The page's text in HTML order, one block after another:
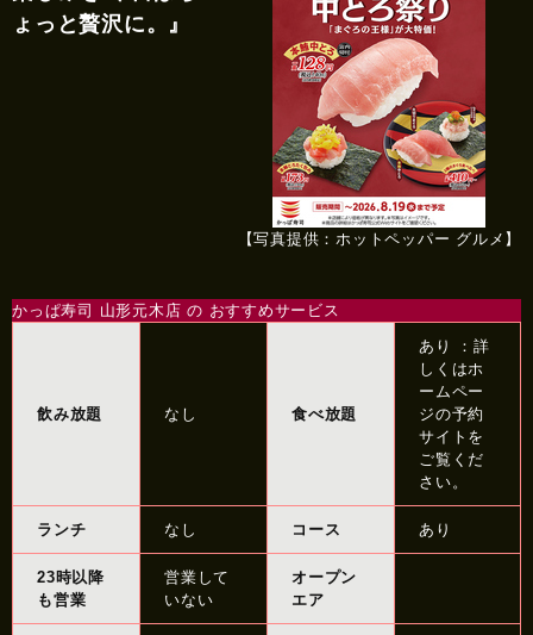
【写真提供：ホットペッパー グルメ】
ょっと贅沢に。』
かっぱ寿司 山形元木店 の おすすめサービス
飲み放題 なし 食べ放題
あり ：詳
しくはホ
ームペー
ジの予約
サイトを
ご覧くだ
さい。
ランチ なし コース あり
23時以降
も営業
営業して
いない
オープン
エア